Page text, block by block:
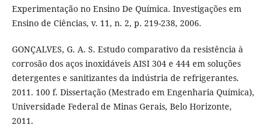
Experimentação no Ensino De Química. Investigações em
Ensino de Ciências, v. 11, n. 2, p. 219-238, 2006.
GONÇALVES, G. A. S. Estudo comparativo da resistência à
corrosão dos aços inoxidáveis AISI 304 e 444 em soluções
detergentes e sanitizantes da indústria de refrigerantes.
2011. 100 f. Dissertação (Mestrado em Engenharia Química),
Universidade Federal de Minas Gerais, Belo Horizonte,
2011.